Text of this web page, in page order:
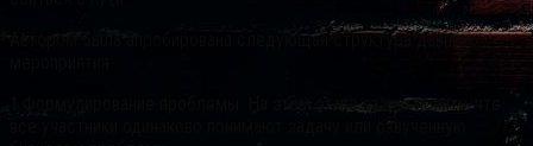
Автором была апробирована следующая структура данного
1.Формулирование проблемы. На этом этапе важно понять, что
все участники одинаково понимают задачу или озвученную